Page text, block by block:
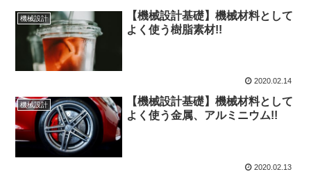
機械設計
【機械設計基礎】機械材料として
よく使う樹脂素材!!
2020.02.14
機械設計
【機械設計基礎】機械材料として
よく使う金属、アルミニウム!!
2020.02.13